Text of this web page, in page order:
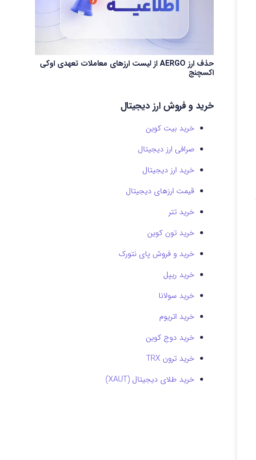
حذف ارز AERGO از لیست ارزهای معاملات تعهدی اوکی
اکسچنج
خرید و فروش ارز دیجیتال
خرید بیت کوین
صرافی ارز دیجیتال
خرید ارز دیجیتال
قیمت ارزهای دیجیتال
خرید تتر
خرید تون کوین
خرید و فروش پای نتورک
خرید ریپل
خرید سولانا
خرید اتریوم
خرید دوج کوین
خرید ترون TRX
خرید طلای دیجیتال (XAUT)